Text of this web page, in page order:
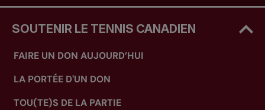
SOUTENIR LE TENNIS CANADIEN
FAIRE UN DON AUJOURD’HUI
LA PORTÉE D'UN DON
TOU(TE)S DE LA PARTIE